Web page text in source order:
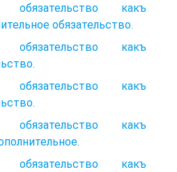
обязательство какъ
обязательство.
обязательство какъ
обязательство какъ
обязательство какъ
обязательство какъ